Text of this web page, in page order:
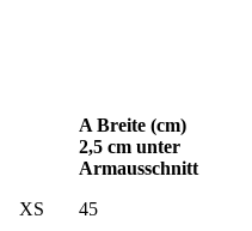
A Breite (cm)
2,5 cm unter
Armausschnitt
XS 45